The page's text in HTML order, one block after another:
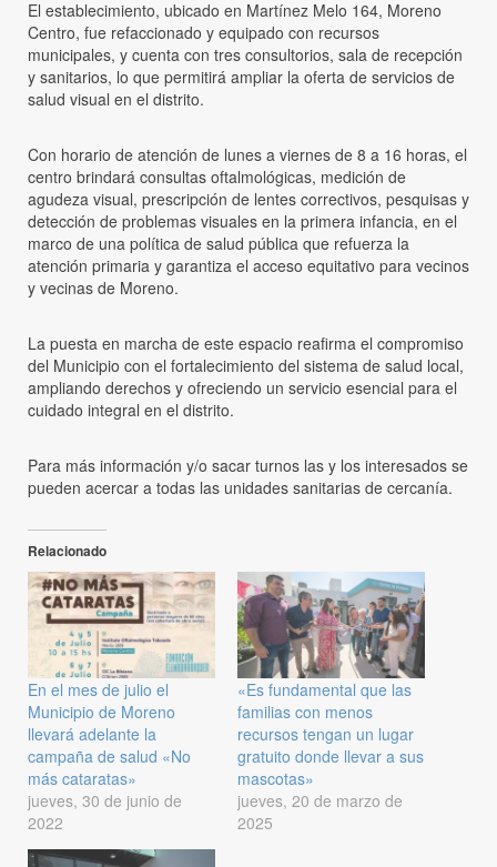
El establecimiento, ubicado en Martínez Melo 164, Moreno
Centro, fue refaccionado y equipado con recursos
municipales, y cuenta con tres consultorios, sala de recepción
y sanitarios, lo que permitirá ampliar la oferta de servicios de
salud visual en el distrito.
Con horario de atención de lunes a viernes de 8 a 16 horas, el
centro brindará consultas oftalmológicas, medición de
agudeza visual, prescripción de lentes correctivos, pesquisas y
detección de problemas visuales en la primera infancia, en el
marco de una política de salud pública que refuerza la
atención primaria y garantiza el acceso equitativo para vecinos
y vecinas de Moreno.
La puesta en marcha de este espacio reafirma el compromiso
del Municipio con el fortalecimiento del sistema de salud local,
ampliando derechos y ofreciendo un servicio esencial para el
cuidado integral en el distrito.
Para más información y/o sacar turnos las y los interesados se
pueden acercar a todas las unidades sanitarias de cercanía.
Relacionado
En el mes de julio el
Municipio de Moreno
llevará adelante la
campaña de salud «No
más cataratas»
jueves, 30 de junio de
2022
«Es fundamental que las
familias con menos
recursos tengan un lugar
gratuito donde llevar a sus
mascotas»
jueves, 20 de marzo de
2025